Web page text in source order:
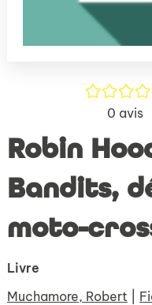
/5
0 avis
Robin
Bandits,
moto-
Livre
Muchamore, Robert